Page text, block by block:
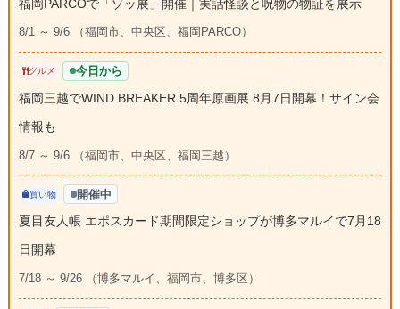
福岡PARCOで「ゾッ展」開催｜実話怪談と呪物の物証を展示
8/1 ～ 9/6 （福岡市、中央区、福岡PARCO）
グルメ 今日から
福岡三越でWIND BREAKER 5周年原画展 8月7日開幕！サイン会
情報も
8/7 ～ 9/6 （福岡市、中央区、福岡三越）
買い物 開催中
夏目友人帳 エポスカード期間限定ショップが博多マルイで7月18
日開幕
7/18 ～ 9/26 （博多マルイ、福岡市、博多区）